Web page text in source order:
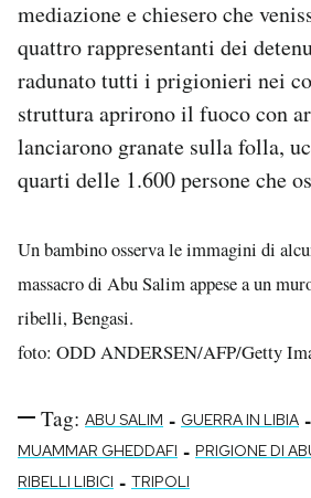
mediazione e chiesero che
quattro rappresentanti dei
radunato tutti i prigionieri nei
struttura aprirono il fuoco con
lanciarono granate sulla folla,
quarti delle 1.600 persone che
Un bambino osserva le immagini di
massacro di Abu Salim appese a un
ribelli, Bengasi.
foto: ODD ANDERSEN/AFP/Getty
Tag: ABU SALIM - GUERRA IN LIBIA -
MUAMMAR GHEDDAFI - PRIGIONE DI
RIBELLI LIBICI - TRIPOLI